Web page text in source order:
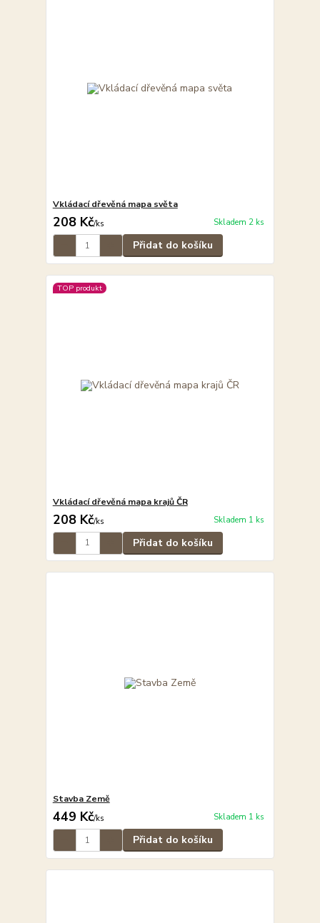
Vkládací dřevěná mapa světa
208 Kč/ks Skladem 2 ks
Přidat do košíku
TOP produkt
Vkládací dřevěná mapa krajů ČR
208 Kč/ks Skladem 1 ks
Přidat do košíku
Stavba Země
449 Kč/ks Skladem 1 ks
Přidat do košíku